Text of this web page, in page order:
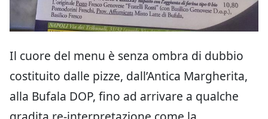
Il cuore del menu è senza ombra di dubbio
costituito dalle pizze, dall’Antica Margherita,
alla Bufala DOP, fino ad arrivare a qualche